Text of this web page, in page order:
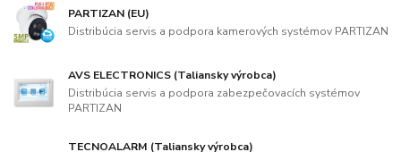
PARTIZAN (EU)
Distribúcia servis a podpora kamerových systémov PARTIZAN
AVS ELECTRONICS (Taliansky výrobca)
Distribúcia servis a podpora zabezpečovacích systémov
PARTIZAN
TECNOALARM (Taliansky výrobca)